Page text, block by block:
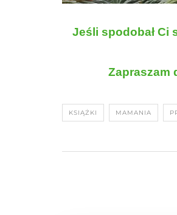
Jeśli spodobał Ci
Zapraszam
KSIĄŻKI MAMANIA